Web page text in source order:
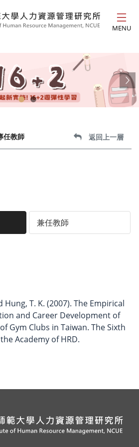
MENU
任教師 返回上一層
兼任教師
Hung, T. K. (2007). The Empirical
and Career Development of
Gym Clubs in Taiwan. The Sixth
Academy of HRD.